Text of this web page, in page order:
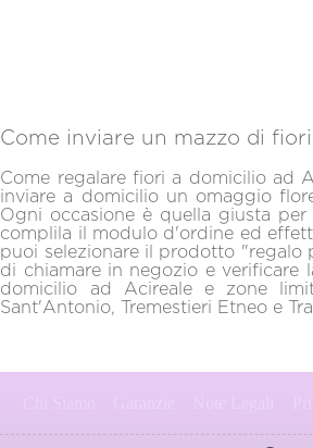
Come inviare un mazzo di
Come regalare fiori a domicilio ad
inviare a domicilio un omaggio
Ogni occasione è quella giusta
complila il modulo d'ordine ed
puoi selezionare il prodotto "regalo
di chiamare in negozio e
domicilio ad Acireale e zone
Sant'Antonio, Tremestieri Etneo e